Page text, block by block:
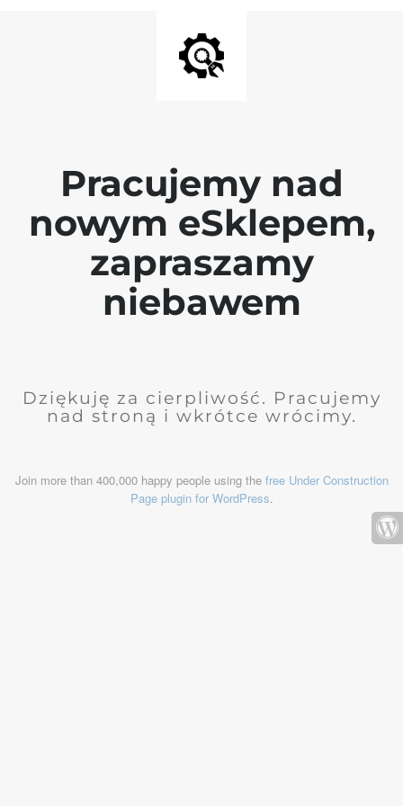
Pracujemy nad
nowym eSklepem,
zapraszamy
niebawem
Dziękuję za cierpliwość. Pracujemy
nad stroną i wkrótce wrócimy.
Join more than 400,000 happy people using the free Under Construction
Page plugin for WordPress.